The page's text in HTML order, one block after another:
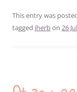
This entry was
tagged iherbon 26